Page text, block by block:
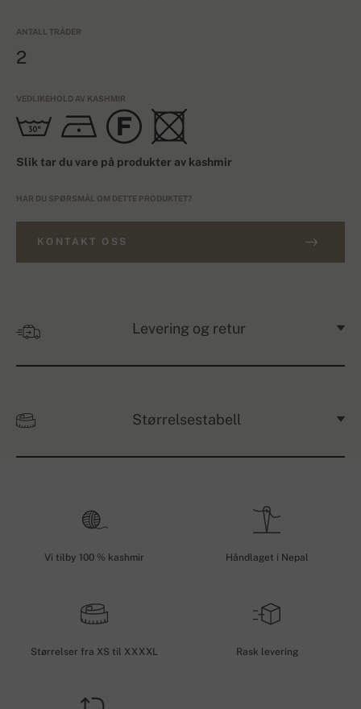
ANTALL TRÅDER
2
VEDLIKEHOLD AV KASHMIR
Slik tar du vare på produkter av kashmir
HAR DU SPØRSMÅL OM DETTE PRODUKTET?
KONTAKT OSS
Levering og retur
Størrelsestabell
Vi tilby 100 % kashmir Håndlaget i Nepal
Størrelser fra XS til XXXXL Rask levering